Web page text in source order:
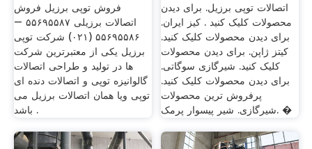
فروش توپی برزیل فروش
اتصالات برزیلی ۵۵۶۹۵۵۸۷ –
۵۵۶۹۵۵۸۶ (۰۲۱) شرکت توپی
برزیل یکی از معتبرترین شرکت
ها در تولید و طراحی اتصالات
گالوانیزه توپی و اتصالات دنده ای
توپی ویا همان اتصالات برزیل می
باشد .
اتصالات توپی برزیل. برای دیدن
محصولات کلیک کنید . کیز ایران.
برای دیدن محصولات کلیک کنید.
کیتز ژاپن. برای دیدن محصولات
کلیک کنید. شیرگازی سوگاتی.
برای دیدن محصولات کلیک کنید.
پرفروش ترین محصولات
شیرگازی. شیر پیسوار پرمک. �